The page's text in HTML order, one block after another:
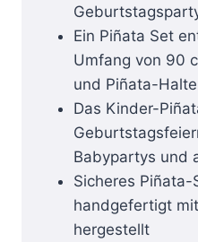
Ein Piñata Set
Umfang von 90
und Piñata-
Das Kinder-
Babypartys und
Sicheres
handgefertigt
hergestellt